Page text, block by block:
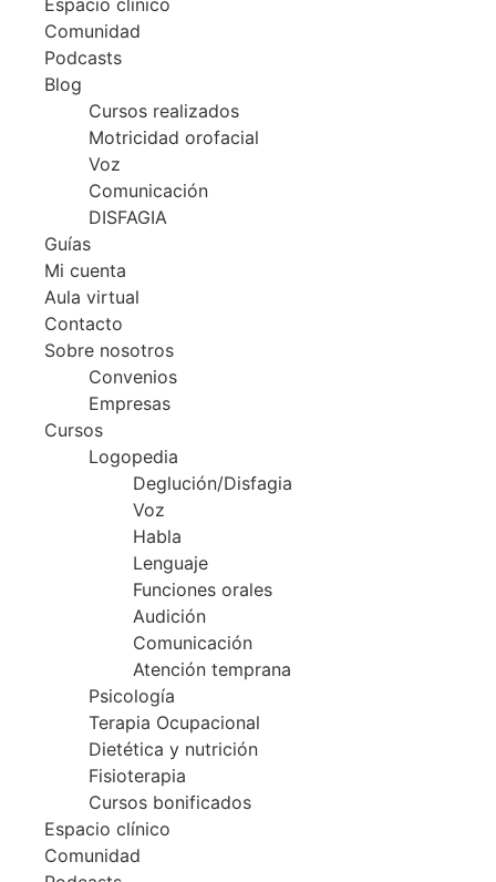
Espacio clínico
Comunidad
Podcasts
Blog
Cursos realizados
Motricidad orofacial
Voz
Comunicación
DISFAGIA
Guías
Mi cuenta
Aula virtual
Contacto
Sobre nosotros
Convenios
Empresas
Cursos
Logopedia
Deglución/Disfagia
Voz
Habla
Lenguaje
Funciones orales
Audición
Comunicación
Atención temprana
Psicología
Terapia Ocupacional
Dietética y nutrición
Fisioterapia
Cursos bonificados
Espacio clínico
Comunidad